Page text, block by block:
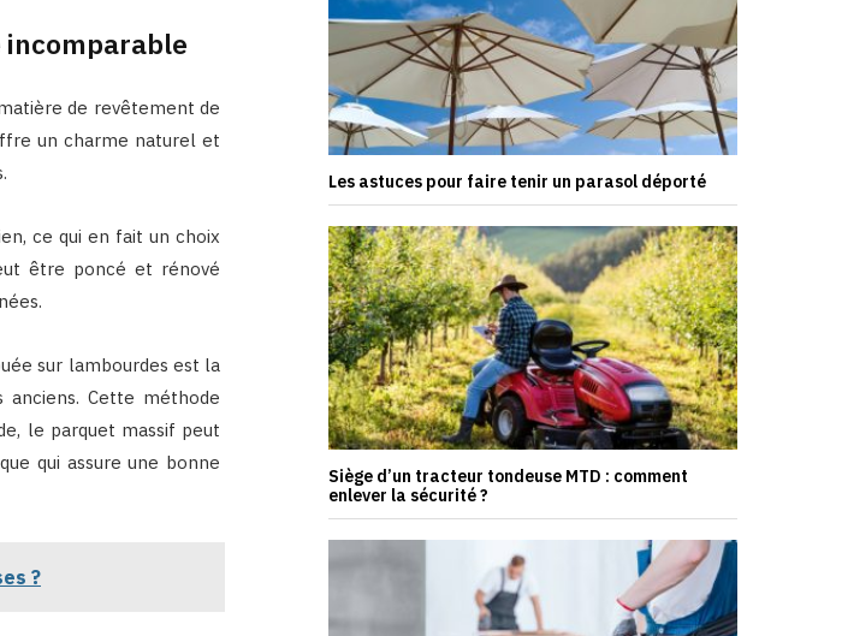
incomparable
de revêtement de
un charme naturel et
ce qui en fait un choix
être poncé et rénové
sur lambourdes est la
Cette méthode
le parquet massif peut
qui assure une bonne
?
Les astuces pour faire tenir un parasol déporté
Siège d’un tracteur tondeuse MTD : comment
enlever la sécurité ?